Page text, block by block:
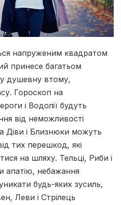
напруженим квадратом
принесе багатьом
душевну втому,
Гороскоп на
і Водолії будуть
від неможливості
Діви і Близнюки можуть
тих перешкод, які
на шляху. Тельці, Риби і
апатію, небажання
будь-яких зусиль,
Леви і Стрілець